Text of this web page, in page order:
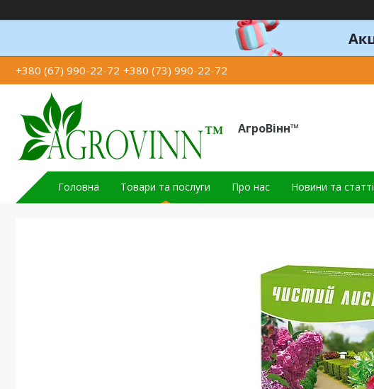
+380 (67) 990-22-72 +380 (73) 990-22-72
АгроВінн™
Головна Товари та послуги Про нас Новини та статті